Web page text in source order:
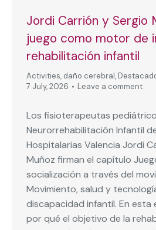
Jordi Carrión y Sergio
juego como motor de
rehabilitación infantil
Activities, daño cerebral,
7 July, 2026
Leave a comment
Los fisioterapeutas
Neurorrehabilitación Infantil
Hospitalarias Valencia Jordi
Muñoz firman el capítulo
socialización a través del
Movimiento, salud y
discapacidad infantil. En esta
por qué el objetivo de la